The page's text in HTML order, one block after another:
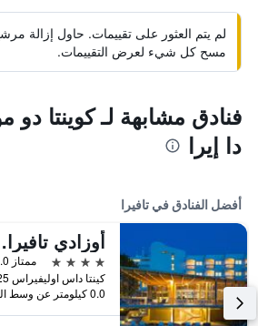
لم يتم العثور على تقييمات. حاول إزالة
مسح كل شيء لعرض التقييمات.
فنادق مشابهة لـ كوينتا
دا إيرا
أفضل الفنادق في تافيرا
4 نجوم
ممتاز 9.0
0.0 كيلومتر عن وسط المدينة